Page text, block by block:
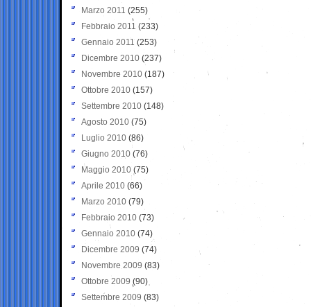
Marzo 2011 (255)
Febbraio 2011 (233)
Gennaio 2011 (253)
Dicembre 2010 (237)
Novembre 2010 (187)
Ottobre 2010 (157)
Settembre 2010 (148)
Agosto 2010 (75)
Luglio 2010 (86)
Giugno 2010 (76)
Maggio 2010 (75)
Aprile 2010 (66)
Marzo 2010 (79)
Febbraio 2010 (73)
Gennaio 2010 (74)
Dicembre 2009 (74)
Novembre 2009 (83)
Ottobre 2009 (90)
Settembre 2009 (83)